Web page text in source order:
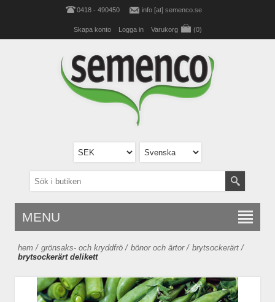
0418 - 490450 info [at] semenco.se
Skapa konto Logga in Varukorg (0)
MENU
hem / grönsaks- och kryddfrö / bönor och ärtor / brytsockerärt /
brytsockerärt delikett